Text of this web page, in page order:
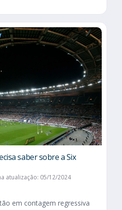
saber sobre a Six
atualização: 05/12/2024
em contagem regressiva